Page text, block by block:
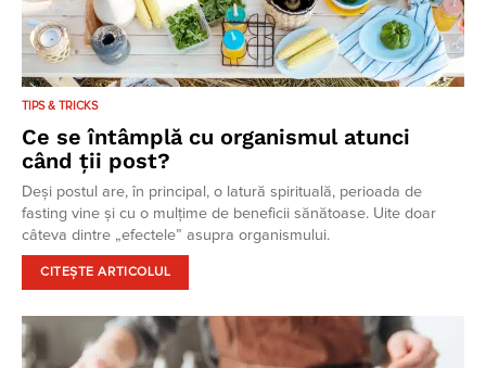
TIPS & TRICKS
Ce se întâmplă cu organismul atunci
când ții post?
Deși postul are, în principal, o latură spirituală, perioada de
fasting vine și cu o mulțime de beneficii sănătoase. Uite doar
câteva dintre „efectele” asupra organismului.
CITEȘTE ARTICOLUL